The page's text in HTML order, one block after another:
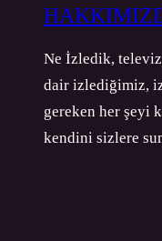
Ne İzledik,
dair izlediğimiz,
gereken her şeyi
kendini sizlere